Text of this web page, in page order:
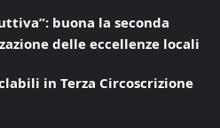
buona la seconda
delle eccellenze locali
in Terza Circoscrizione